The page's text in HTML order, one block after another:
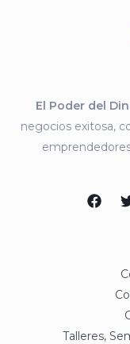
El Poder del
negocios exitosa,
Talleres,